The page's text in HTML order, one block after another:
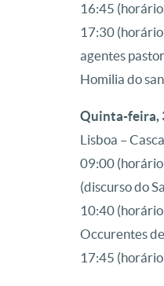
16:45
17:30 (horário
agentes
Homilia do
Quinta-feira,
Lisboa –
09:00 (horário
(discurso do
10:40 (horário
Occurentes
17:45